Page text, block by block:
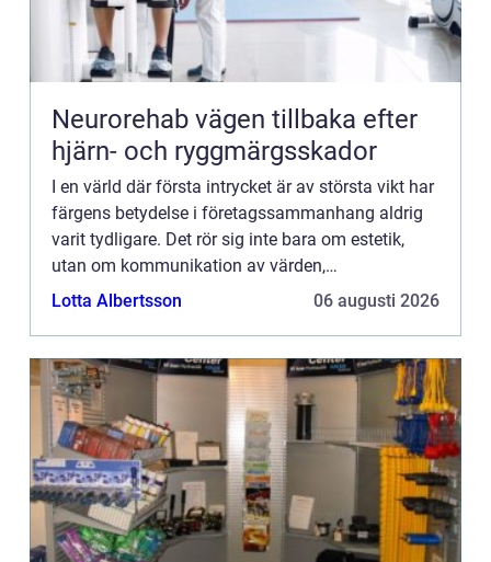
Neurorehab vägen tillbaka efter
hjärn- och ryggmärgsskador
I en värld där första intrycket är av största vikt har
färgens betydelse i företagssammanhang aldrig
varit tydligare. Det rör sig inte bara om estetik,
utan om kommunikation av värden,
varumärkesident...
Lotta Albertsson 06 augusti 2026